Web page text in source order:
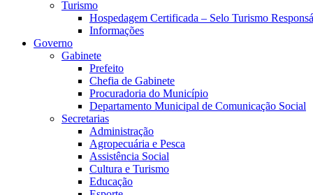
Turismo
Hospedagem Certificada – Selo Turismo
Informações
Governo
Gabinete
Prefeito
Chefia de Gabinete
Procuradoria do Município
Departamento Municipal de Comunicação Social
Secretarias
Administração
Agropecuária e Pesca
Assistência Social
Cultura e Turismo
Educação